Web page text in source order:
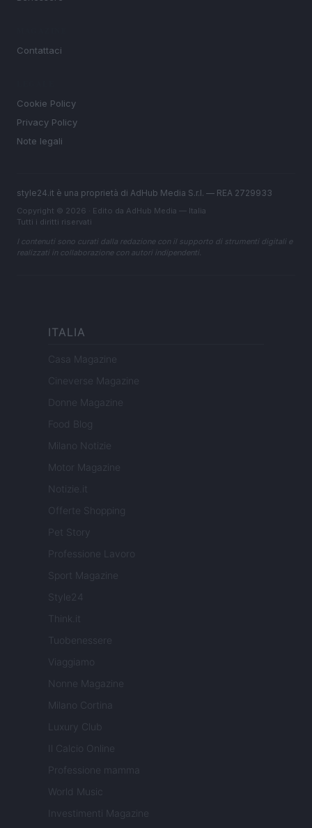
Contattaci
Cookie Policy
Privacy Policy
Note legali
style24.it è una proprietà di AdHub Media S.r.l. — REA 2729933
Copyright © 2026 · Edito da AdHub Media — Italia
Tutti i diritti riservati
I contenuti sono curati dalla redazione con il supporto di strumenti digitali e
realizzati in collaborazione con autori indipendenti.
ITALIA
Casa Magazine
Cineverse Magazine
Donne Magazine
Food Blog
Milano Notizie
Motor Magazine
Notizie.it
Offerte Shopping
Pet Story
Professione Lavoro
Sport Magazine
Style24
Think.it
Tuobenessere
Viaggiamo
Nonne Magazine
Milano Cortina
Luxury Club
Il Calcio Online
Professione mamma
World Music
Investimenti Magazine